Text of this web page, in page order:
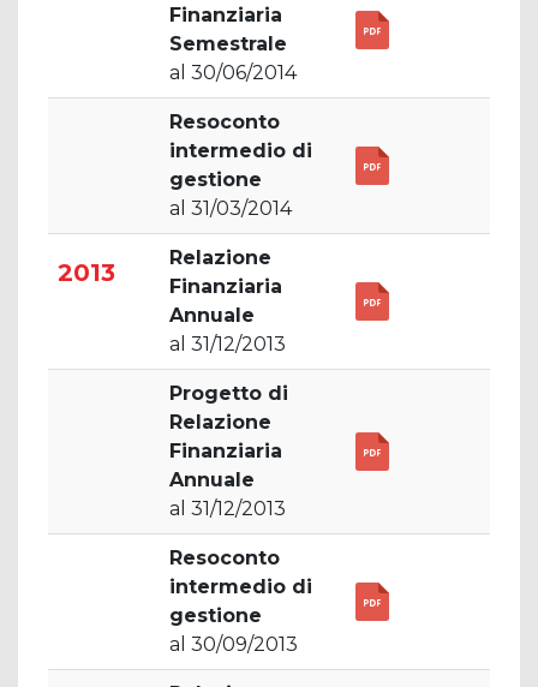
Finanziaria
Semestrale
al 30/06/2014
Resoconto
intermedio di
gestione
al 31/03/2014
2013
Relazione
Finanziaria
Annuale
al 31/12/2013
Progetto di
Relazione
Finanziaria
Annuale
al 31/12/2013
Resoconto
intermedio di
gestione
al 30/09/2013